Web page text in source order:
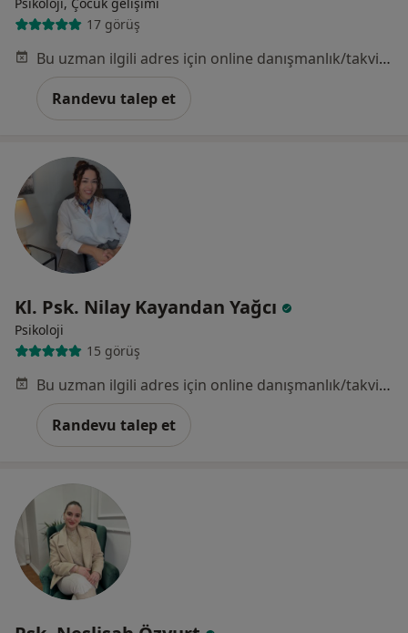
17 görüş
Bu uzman ilgili adres için online danışmanlık/takvim sunmuyor.
Randevu talep et
Kl. Psk. Nilay Kayandan Yağcı
Psikoloji
15 görüş
Bu uzman ilgili adres için online danışmanlık/takvim sunmuyor.
Randevu talep et